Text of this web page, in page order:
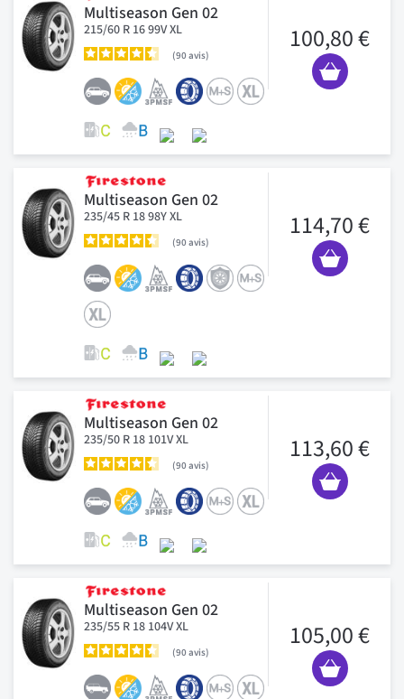
Multiseason Gen 02
215/60 R 16 99V XL
90avis
100,80 €
Multiseason Gen 02
235/45 R 18 98Y XL
90avis
114,70 €
Multiseason Gen 02
235/50 R 18 101V XL
90avis
113,60 €
Multiseason Gen 02
235/55 R 18 104V XL
90avis
105,00 €